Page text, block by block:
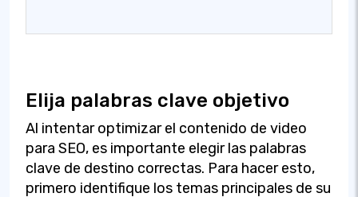
Elija palabras clave objetivo
Al intentar optimizar el contenido de video
para SEO, es importante elegir las palabras
clave de destino correctas. Para hacer esto,
primero identifique los temas principales de su